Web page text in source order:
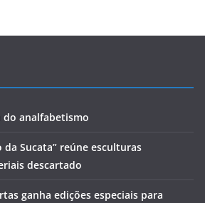
do analfabetismo
da Sucata” reúne esculturas
descartado
ganha edições especiais para